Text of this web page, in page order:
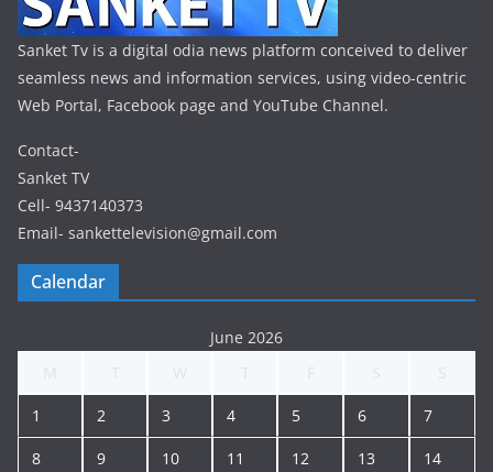
Sanket Tv is a digital odia news platform conceived to deliver
seamless news and information services, using video-centric
Web Portal, Facebook page and YouTube Channel.
Contact-
Sanket TV
Cell- 9437140373
Email- sankettelevision@gmail.com
Calendar
June 2026
1 2 3 4 5 6 7
8 9 10 11 12 13 14